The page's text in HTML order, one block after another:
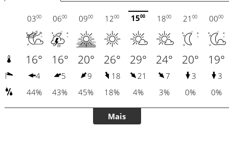
0300 0600 0900 1200 1500 1800 2100 0000
16° 16° 20° 26° 29° 24° 20° 19°
4 5 9 18 21 7 3
3
44%
43% 45% 18% 4% 3% 0% 0%
Mais